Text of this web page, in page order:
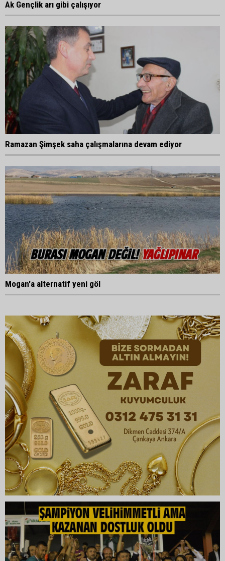
Ak Gençlik arı gibi çalışıyor
Ramazan Şimşek saha çalışmalarına devam ediyor
Mogan'a alternatif yeni göl